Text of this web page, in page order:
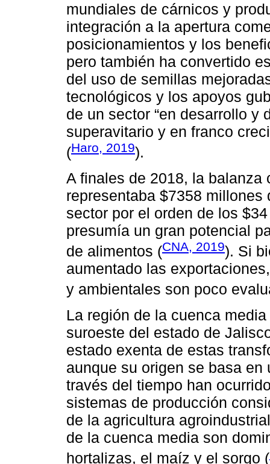
mundiales de cárnicos y
integración a la apertura
posicionamientos y los
pero también ha convertido
del uso de semillas
tecnológicos y los apoyos
de un sector “en desarrollo y
superavitario y en franco
(Haro, 2019).
A finales de 2018, la balanza
representaba $7358
sector por el orden de los
presumía un gran potencial
de alimentos (CNA, 2019). Si
aumentado las
y ambientales son poco
La región de la cuenca
suroeste del estado de
estado exenta de estas
aunque su origen se basa
través del tiempo han
sistemas de producción
de la agricultura
de la cuenca media son
hortalizas, el maíz y el sorgo (